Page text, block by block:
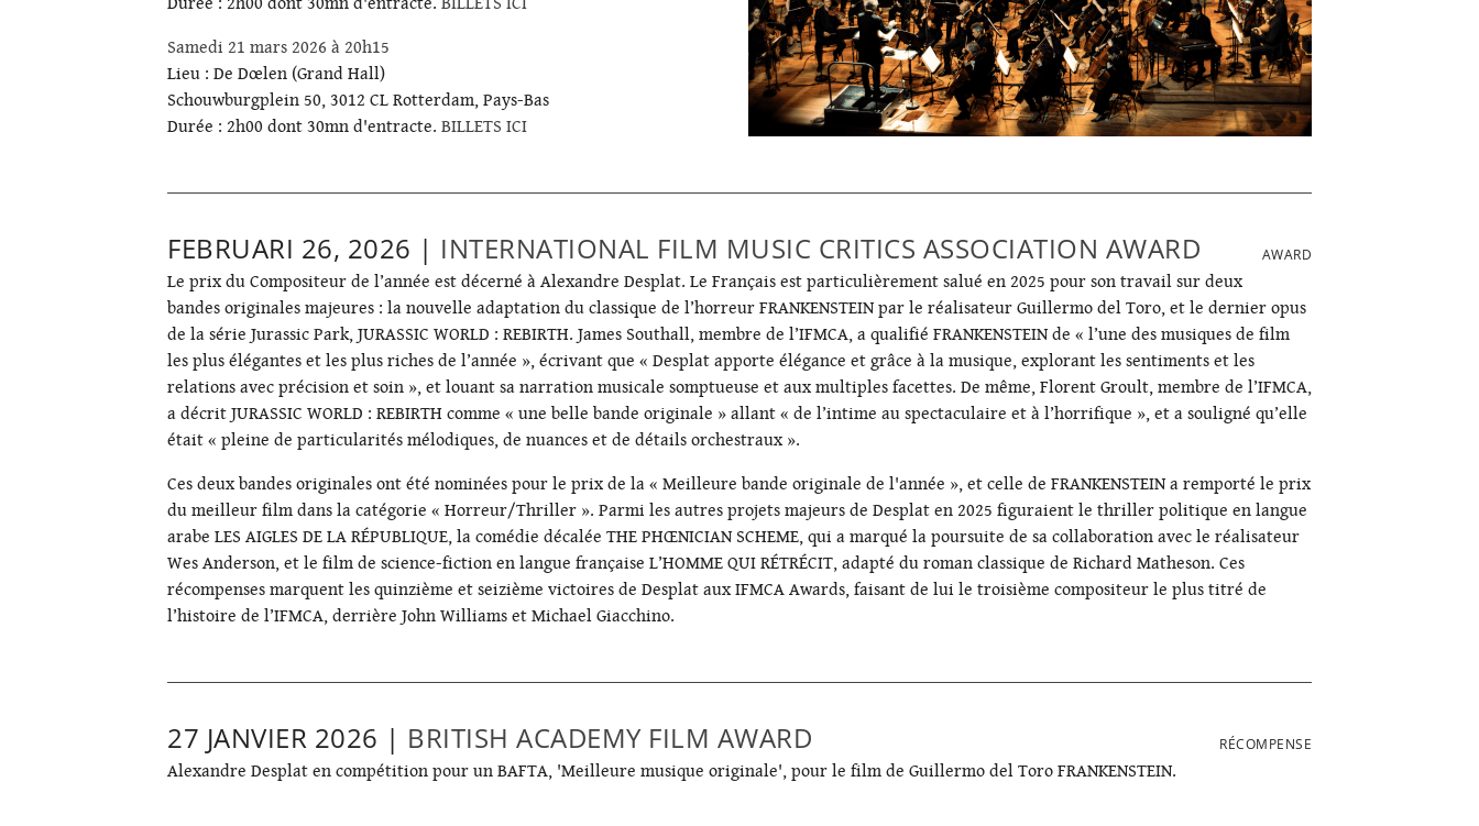
Samedi 21 mars 2026 à 20h15
Lieu : De Dœlen (Grand Hall)
Schouwburgplein 50, 3012 CL Rotterdam, Pays-Bas
Durée : 2h00 dont 30mn d'entracte. BILLETS ICI
FEBRUARI 26, 2026 | INTERNATIONAL FILM MUSIC CRITICS ASSOCIATION AWARD AWARD
Le prix du Compositeur de l’année est décerné à Alexandre Desplat. Le Français est particulièrement salué en 2025 pour son travail sur deux
bandes originales majeures : la nouvelle adaptation du classique de l’horreurFRANKENSTEINpar le réalisateur Guillermo del Toro, et le dernier opus
de la série Jurassic Park,JURASSIC WORLD : REBIRTH. James Southall, membre de l’IFMCA, a qualifié FRANKENSTEINde « l’une des musiques de film
les plus élégantes et les plus riches de l’année », écrivant que « Desplat apporte élégance et grâce à la musique, explorant les sentiments et les
relations avec précision et soin », et louant sa narration musicale somptueuse et aux multiples facettes. De même, Florent Groult, membre de l’IFMCA,
a décritJURASSIC WORLD : REBIRTHcomme « une belle bande originale » allant « de l’intime au spectaculaire et à l’horrifique », et a souligné qu’elle
était « pleine de particularités mélodiques, de nuances et de détails orchestraux ».
Ces deux bandes originales ont été nominées pour le prix de la « Meilleure bande originale de l'année », et celle de FRANKENSTEINa remporté le prix
du meilleur film dans la catégorie « Horreur/Thriller ». Parmi les autres projets majeurs de Desplat en 2025 figuraient le thriller politique en langue
arabe LES AIGLES DE LA RÉPUBLIQUE, la comédie décalée THE PHŒNICIAN SCHEME, qui a marqué la poursuite de sa collaboration avec le réalisateur
Wes Anderson, et le film de science-fiction en langue française L’HOMME QUI RÉTRÉCIT, adapté du roman classique de Richard Matheson. Ces
récompenses marquent les quinzième et seizième victoires de Desplat aux IFMCA Awards, faisant de lui le troisième compositeur le plus titré de
l’histoire de l’IFMCA, derrière John Williams et Michael Giacchino.
27 JANVIER 2026 | BRITISH ACADEMY FILM AWARD RÉCOMPENSE
Alexandre Desplat en compétition pour un BAFTA, 'Meilleure musique originale', pour le film de Guillermo del ToroFRANKENSTEIN.